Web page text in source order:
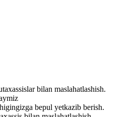
bilan maslahatlashish.
bepul yetkazib berish.